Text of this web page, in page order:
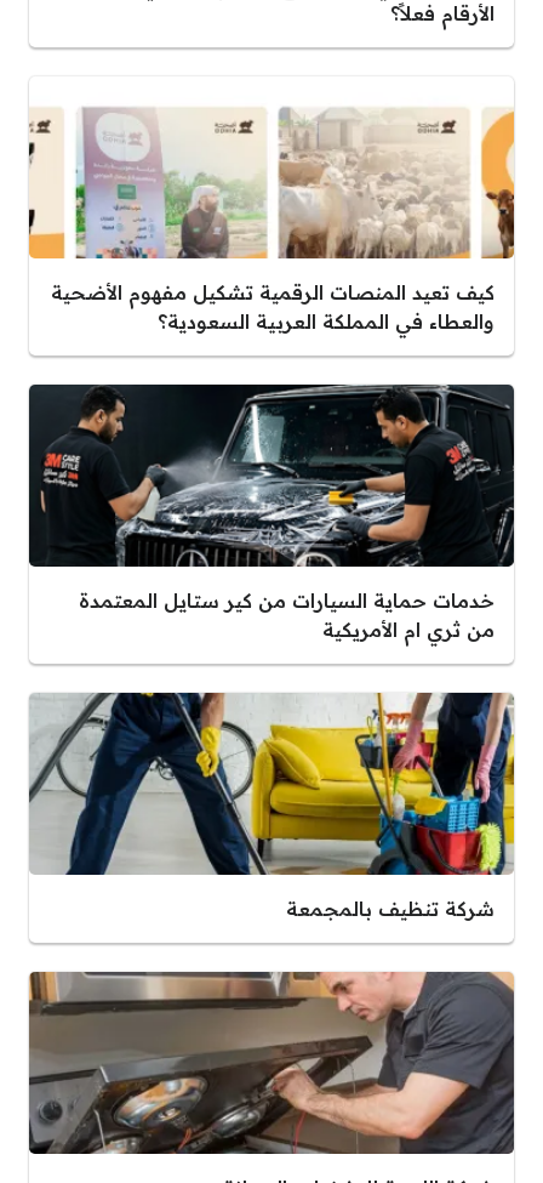
الأرقام فعلاً؟
كيف تعيد المنصات الرقمية تشكيل مفهوم الأضحية
والعطاء في المملكة العربية السعودية؟
خدمات حماية السيارات من كير ستايل المعتمدة
من ثري ام الأمريكية
شركة تنظيف بالمجمعة